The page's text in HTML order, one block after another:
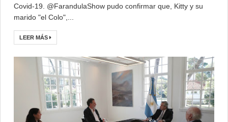
Covid-19. @FarandulaShow pudo confirmar que, Kitty y su
marido "el Colo",...
LEER MÁS